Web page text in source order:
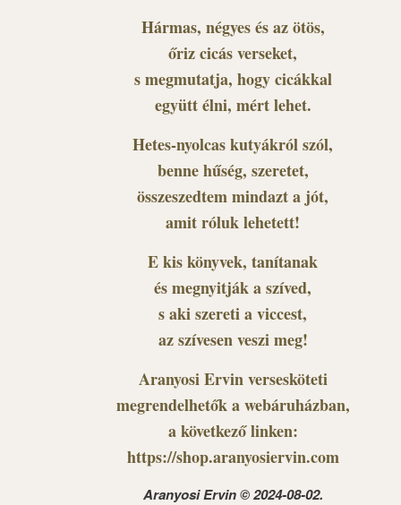
Hármas, négyes és az ötös,
őriz cicás verseket,
s megmutatja, hogy cicákkal
együtt élni, mért lehet.
Hetes-nyolcas kutyákról szól,
benne hűség, szeretet,
összeszedtem mindazt a jót,
amit róluk lehetett!
E kis könyvek, tanítanak
és megnyitják a szíved,
s aki szereti a viccest,
az szívesen veszi meg!
Aranyosi Ervin versesköteti
megrendelhetők a webáruházban,
a következő linken:
https://shop.aranyosiervin.com
Aranyosi Ervin © 2024-08-02.